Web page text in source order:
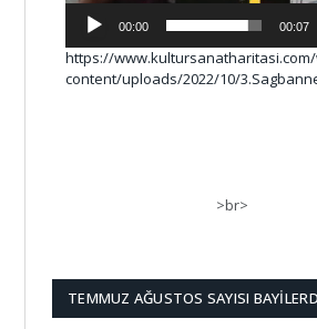
00:00 00:07
https://
content/uploads/2022/10/
>br>
TEMMUZ AĞUSTOS SAYISI